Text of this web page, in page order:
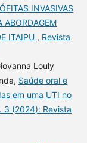
INVASIVAS
ABORDAGEM
ITAIPU , Revista
Louly
Saúde oral e
em uma UTI no
3 (2024): Revista